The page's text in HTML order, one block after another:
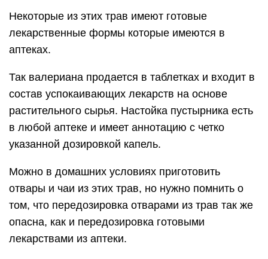
Некоторые из этих трав имеют готовые
лекарственные формы которые имеются в
аптеках.
Так валериана продается в таблетках и входит в
состав успокаивающих лекарств на основе
растительного сырья. Настойка пустырника есть
в любой аптеке и имеет аннотацию с четко
указанной дозировкой капель.
Можно в домашних условиях приготовить
отвары и чаи из этих трав, но нужно помнить о
том, что передозировка отварами из трав так же
опасна, как и передозировка готовыми
лекарствами из аптеки.